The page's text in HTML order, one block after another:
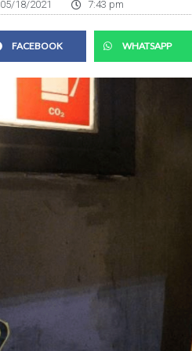
05/18/2021 7:43 pm
FACEBOOK WHATSAPP